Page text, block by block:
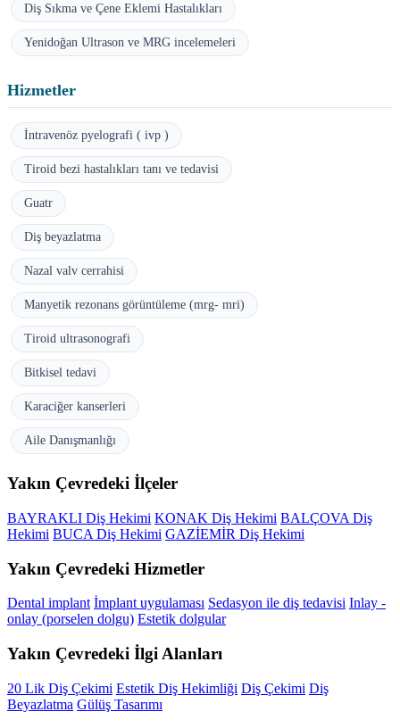
Diş Sıkma ve Çene Eklemi Hastalıkları
Yenidoğan Ultrason ve MRG incelemeleri
Hizmetler
İntravenöz pyelografi ( ivp )
Tiroid bezi hastalıkları tanı ve tedavisi
Guatr
Diş beyazlatma
Nazal valv cerrahisi
Manyetik rezonans görüntüleme (mrg- mri)
Tiroid ultrasonografi
Bitkisel tedavi
Karaciğer kanserleri
Aile Danışmanlığı
Yakın Çevredeki İlçeler
BAYRAKLI Diş Hekimi KONAK Diş Hekimi BALÇOVA Diş
Hekimi BUCA Diş Hekimi GAZİEMİR Diş Hekimi
Yakın Çevredeki Hizmetler
Dental implant İmplant uygulaması Sedasyon ile diş tedavisi Inlay -
onlay (porselen dolgu) Estetik dolgular
Yakın Çevredeki İlgi Alanları
20 Lik Diş Çekimi Estetik Diş Hekimliği Diş Çekimi Diş
Beyazlatma Gülüş Tasarımı